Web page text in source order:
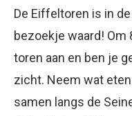
De Eiffeltoren is in
bezoekje waard! Om
toren aan en ben je
zicht. Neem wat
samen langs de